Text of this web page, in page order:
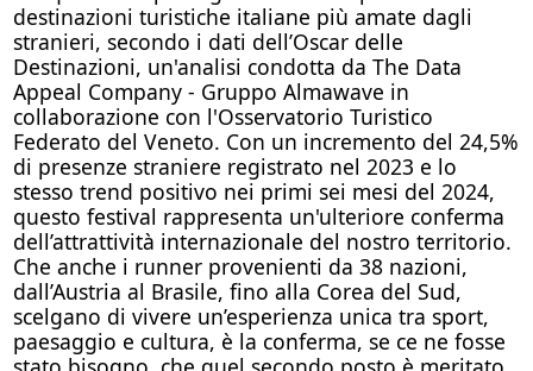
destinazioni turistiche italiane più amate dagli
stranieri, secondo i dati dell’Oscar delle
Destinazioni, un'analisi condotta da The Data
Appeal Company - Gruppo Almawave in
collaborazione con l'Osservatorio Turistico
Federato del Veneto. Con un incremento del 24,5%
di presenze straniere registrato nel 2023 e lo
stesso trend positivo nei primi sei mesi del 2024,
questo festival rappresenta un'ulteriore conferma
dell’attrattività internazionale del nostro territorio.
Che anche i runner provenienti da 38 nazioni,
dall’Austria al Brasile, fino alla Corea del Sud,
scelgano di vivere un’esperienza unica tra sport,
paesaggio e cultura, è la conferma, se ce ne fosse